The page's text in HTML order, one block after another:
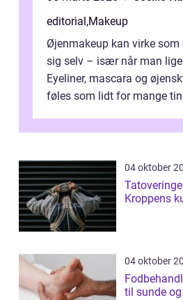
editorial ,Makeup
Øjenmakeup kan virke
sig selv – især når man lige
Eyeliner, mascara og
føles som lidt for mange
04 oktober
Kroppens
04 oktober
til sunde